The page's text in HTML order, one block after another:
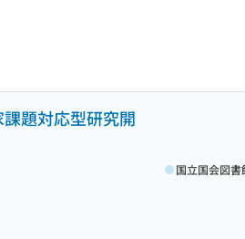
題対応型研究開
国立国会図書